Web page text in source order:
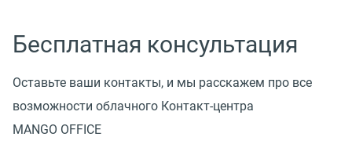
Бесплатная консультация
Оставьте ваши контакты, и мы расскажем про все
возможности облачного Контакт-центра
MANGO OFFICE